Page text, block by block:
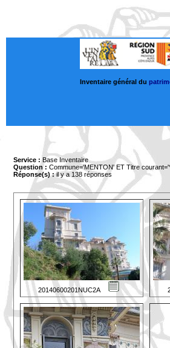
Inventaire général du
Service : Base Inventaire
Question : Commune='MENTON' ET Titre
Réponse(s) :il y a 138 réponses
20140600201NUC2A